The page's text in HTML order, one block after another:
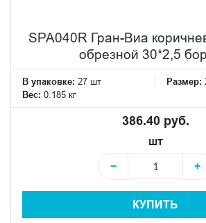
SPA040R Гран-Виа
обрезной 30*2,5
В упаковке: 27 шт Размер:
Вес: 0.185 кг
386.40 руб.
шт
−
+
КУПИТЬ